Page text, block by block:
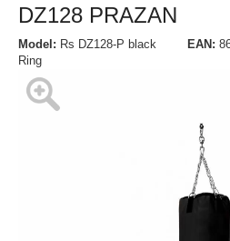
DZ128 PRAZAN
Model: Rs DZ128-P black EAN:
Ring